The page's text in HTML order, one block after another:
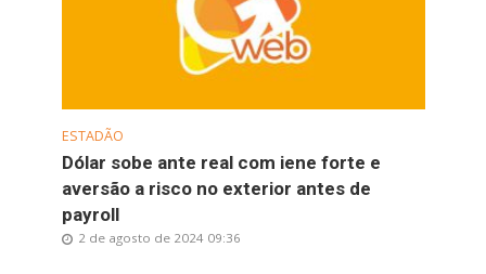
ESTADÃO
Dólar sobe ante real com iene forte e
aversão a risco no exterior antes de
payroll
2 de agosto de 2024 09:36